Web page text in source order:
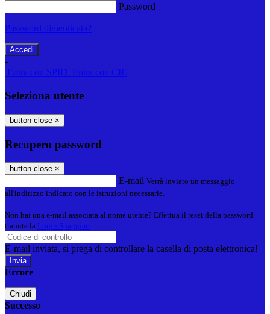
Password
Password dimenticata?
-
Entra con SPID
Entra con CIE
Seleziona utente
button close ×
Recupero password
button close ×
E-mail Verrà inviato un messaggio
all'indirizzo indicato con le istruzioni necessarie.
Non hai una e-mail associata al nome utente? Effettua il reset della password
tramite la Login Spaggiari
E-mail inviata, si prega di controllare la casella di posta elettronica!
Errore
Chiudi
Successo